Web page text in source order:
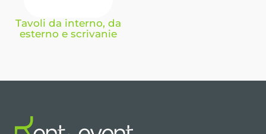
Tavoli da interno, da
esterno e scrivanie